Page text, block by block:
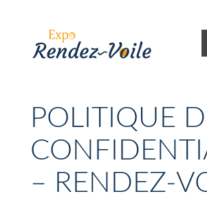
contenu
POLITIQUE
– RENDEZ-